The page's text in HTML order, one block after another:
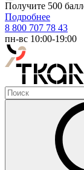
Получите 500
Подробнее
8 800 707 78 43
пн-вс 10:00-19:00